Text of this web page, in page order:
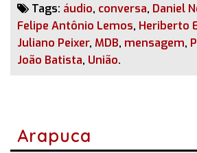
Tags: áudio, conversa, Daniel
Felipe Antônio Lemos, Heriberto
Juliano Peixer, MDB, mensagem,
João Batista, União.
Arapuca